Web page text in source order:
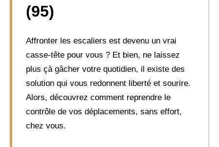
(95)
Affronter les escaliers est devenu un vrai
casse-tête pour vous ? Et bien, ne laissez
plus çà gâcher votre quotidien, il existe des
solution qui vous redonnent liberté et sourire.
Alors, découvrez comment reprendre le
contrôle de vos déplacements, sans effort,
chez vous.